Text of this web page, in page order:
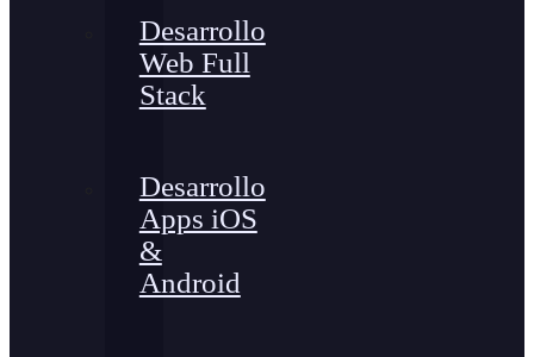
Desarrollo
Web Full
Stack
Desarrollo
Apps iOS
&
Android